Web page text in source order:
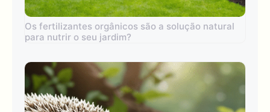
Os fertilizantes orgânicos são a solução natural
para nutrir o seu jardim?